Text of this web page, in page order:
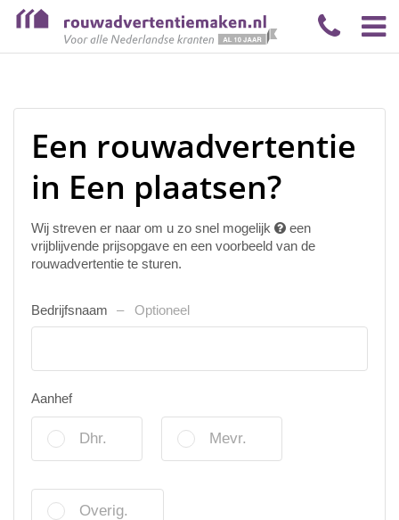
Een rouwadvertentie
in Een plaatsen?
Wij streven er naar om u zo snel mogelijk
een
vrijblijvende prijsopgave en een voorbeeld van de
rouwadvertentie te sturen.
Bedrijfsnaam Optioneel
Aanhef
Dhr. Mevr.
Overig.